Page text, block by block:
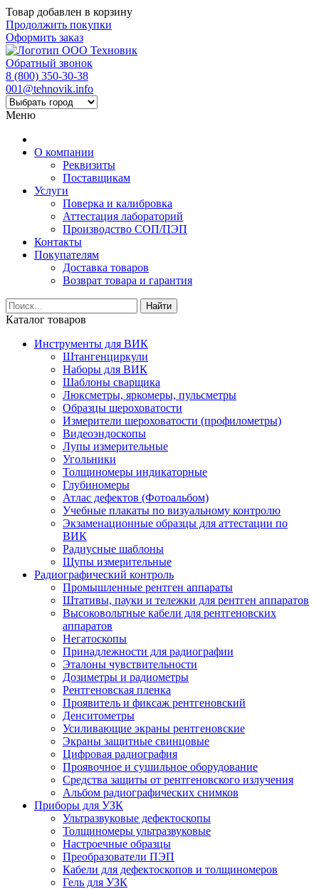
Товар добавлен в корзину
Продолжить покупки
Оформить заказ
Обратный звонок
8 (800) 350-30-38
001@tehnovik.info
Меню
О компании
Реквизиты
Поставщикам
Услуги
Поверка и калибровка
Аттестация лабораторий
Производство СОП/ПЭП
Контакты
Покупателям
Доставка товаров
Возврат товара и гарантия
Найти
Каталог товаров
Инструменты для ВИК
Штангенциркули
Наборы для ВИК
Шаблоны сварщика
Люксметры, яркомеры, пульсметры
Образцы шероховатости
Измерители шероховатости (профилометры)
Видеоэндоскопы
Лупы измерительные
Угольники
Толщиномеры индикаторные
Глубиномеры
Атлас дефектов (Фотоальбом)
Учебные плакаты по визуальному контролю
Экзаменационные образцы для аттестации по
ВИК
Радиусные шаблоны
Щупы измерительные
Радиографический контроль
Промышленные рентген аппараты
Штативы, пауки и тележки для рентген аппаратов
Высоковольтные кабели для рентгеновских
аппаратов
Негатоскопы
Принадлежности для радиографии
Эталоны чувствительности
Дозиметры и радиометры
Рентгеновская пленка
Проявитель и фиксаж рентгеновский
Денситометры
Усиливающие экраны рентгеновские
Экраны защитные свинцовые
Цифровая радиография
Проявочное и сушильное оборудование
Средства защиты от рентгеновского излучения
Альбом радиографических снимков
Приборы для УЗК
Ультразвуковые дефектоскопы
Толщиномеры ультразвуковые
Настроечные образцы
Преобразователи ПЭП
Кабели для дефектоскопов и толщиномеров
Гель для УЗК